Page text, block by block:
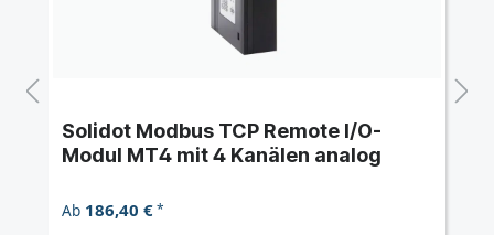
Solidot Modbus TCP Remote I/O-
Modul MT4 mit 4 Kanälen analog
Ab 186,40 €*